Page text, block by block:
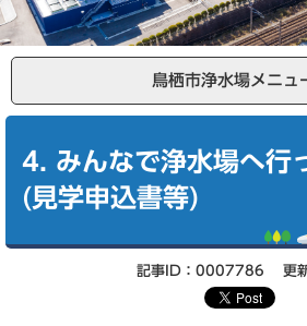
鳥栖市浄水場メニュ
4. みんなで浄水場へ行
(見学申込書等)
記事ID：0007786 更